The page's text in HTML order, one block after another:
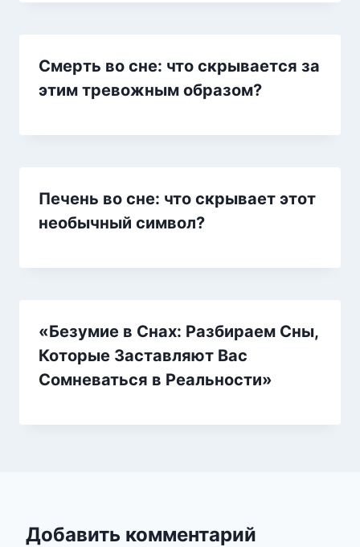
Смерть во сне: что скрывается за
этим тревожным образом?
Печень во сне: что скрывает этот
необычный символ?
«Безумие в Снах: Разбираем Сны,
Которые Заставляют Вас
Сомневаться в Реальности»
Добавить комментарий